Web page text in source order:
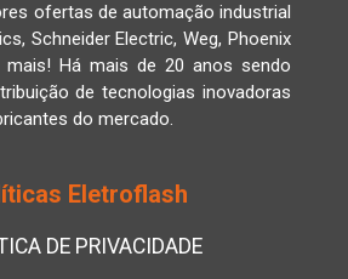
ofertas de automação industrial
Schneider Electric, Weg, Phoenix
Há mais de 20 anos sendo
de tecnologias inovadoras
do mercado.
Eletroflash
DE PRIVACIDADE